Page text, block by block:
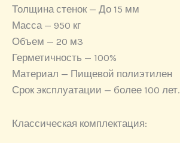
Толщина стенок — До 15 мм
Масса — 950 кг
Объем — 20 м3
Герметичность — 100%
Материал — Пищевой полиэтилен
Срок эксплуатации — более 100 лет.
Классическая комплектация: